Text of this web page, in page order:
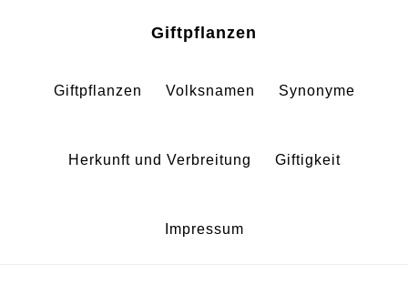
springen
springen
Giftpflanzen
Giftpflanzen Volksnamen Synonyme
Herkunft und Verbreitung Giftigkeit
Impressum